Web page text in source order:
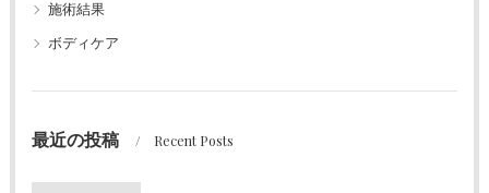
施術結果
ボディケア
最近の投稿 Recent Posts